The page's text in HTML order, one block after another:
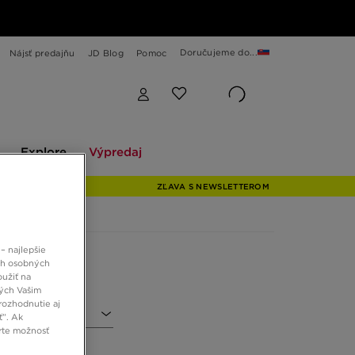
Nájsť predajňu JD Blog Pomoc Doručujeme do...
Explore Výpredaj
ZĽAVA S NEWSLETTEROM
najlepšie
osobných
na
Vašim
aj
Ak
možnosť